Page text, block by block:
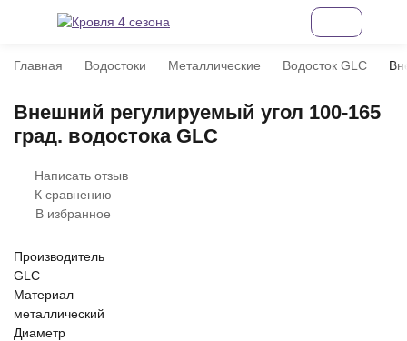
Главная Водостоки Металлические Водосток GLC
Внешний регулируемый угол 100-165
град. водостока GLC
Написать отзыв
К сравнению
В избранное
Производитель
GLC
Материал
металлический
Диаметр